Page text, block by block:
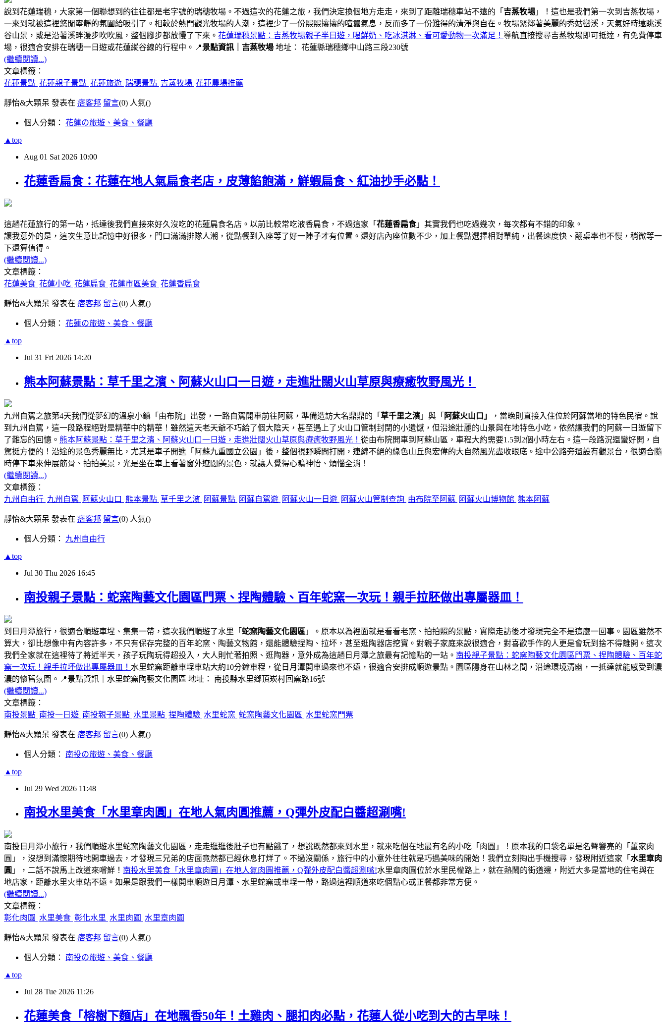
說到花蓮瑞穗，大家第一個聯想到的往往都是老字號的瑞穗牧場。不過這次的花蓮之旅，我們決定換個地方走走，來到了距離瑞穗車站不遠的「 吉蒸牧場 」！這也是我們第一次到吉蒸牧場，
一來到就被這裡悠閒寧靜的氛圍給吸引了。相較於熱門觀光牧場的人潮，這裡少了一份熙熙攘攘的喧囂氣息，反而多了一份難得的清淨與自在。牧場緊鄰著美麗的秀姑巒溪，天氣好時遠眺溪
谷山景，或是沿著溪畔漫步吹吹風，整個腳步都放慢了下來。 花蓮瑞穗景點：吉蒸牧場親子半日遊，喝鮮奶、吃冰淇淋、看可愛動物一次滿足！ 導航直接搜尋吉蒸牧場即可抵達，有免費停車
場，很適合安排在瑞穗一日遊或花蓮縱谷線的行程中。📍景點資訊｜吉蒸牧場 地址： 花蓮縣瑞穗鄉中山路三段230號
(繼續閱讀...)
文章標籤：
花蓮景點 花蓮親子景點 花蓮旅遊 瑞穗景點 吉蒸牧場 花蓮農場推薦
靜怡&大顆呆 發表在 痞客邦 留言(0) 人氣()
個人分類： 花蓮の旅遊、美食、餐廳
▲top
Aug 01 Sat 2026 10:00
花蓮香扁食：花蓮在地人氣扁食老店，皮薄餡飽滿，鮮蝦扁食、紅油抄手必點！
這趟花蓮旅行的第一站，抵達後我們直接來好久沒吃的花蓮扁食名店。以前比較常吃液香扁食，不過這家「 花蓮香扁食」其實我們也吃過幾次，每次都有不錯的印象。
讓我意外的是，這次生意比記憶中好很多，門口滿滿排隊人潮，從點餐到入座等了好一陣子才有位置。還好店內座位數不少，加上餐點選擇相對單純，出餐速度快、翻桌率也不慢，稍微等一
下還算值得。
(繼續閱讀...)
文章標籤：
花蓮美食 花蓮小吃 花蓮扁食 花蓮市區美食 花蓮香扁食
靜怡&大顆呆 發表在 痞客邦 留言(0) 人氣()
個人分類： 花蓮の旅遊、美食、餐廳
▲top
Jul 31 Fri 2026 14:20
熊本阿蘇景點：草千里之濱、阿蘇火山口一日遊，走進壯闊火山草原與療癒牧野風光！
九州自駕之旅第4天我們從夢幻的溫泉小鎮「由布院」出發，一路自駕開車前往阿蘇，準備造訪大名鼎鼎的「 草千里之濱 」與「 阿蘇火山口」
，當晚則直接入住位於阿蘇當地的特色民宿。說
到九州自駕，這一段路程絕對是精華中的精華！雖然這天老天爺不巧給了個大陰天，甚至遇上了火山口管制封閉的小遺憾，但沿途壯麗的山景與在地特色小吃，依然讓我們的阿蘇一日遊留下
了難忘的回憶。 熊本阿蘇景點：草千里之濱、阿蘇火山口一日遊，走進壯闊火山草原與療癒牧野風光！ 從由布院開車到阿蘇山區，車程大約需要1.5到2個小時左右。這一段路況還蠻好開，自
駕挺方便的！沿途的景色秀麗無比，尤其是車子開進「阿蘇九重國立公園」後，整個視野瞬間打開，連綿不絕的綠色山丘與宏偉的大自然風光盡收眼底。途中公路旁還設有觀景台，很適合隨
時停下車來伸展筋骨、拍拍美景，光是坐在車上看著窗外遼闊的景色，就讓人覺得心曠神怡、煩惱全消！
(繼續閱讀...)
文章標籤：
九州自由行 九州自駕 阿蘇火山口 熊本景點 草千里之濱 阿蘇景點 阿蘇自駕遊 阿蘇火山一日遊 阿蘇火山管制查詢 由布院至阿蘇 阿蘇火山博物館 熊本阿蘇
靜怡&大顆呆 發表在 痞客邦 留言(0) 人氣()
個人分類： 九州自由行
▲top
Jul 30 Thu 2026 16:45
南投親子景點：蛇窯陶藝文化園區門票、捏陶體驗、百年蛇窯一次玩！親手拉胚做出專屬器皿！
到日月潭旅行，很適合順遊車埕、集集一帶，這次我們順遊了水里「 蛇窯陶藝文化園區 」。原本以為裡面就是看看老窯、拍拍照的景點，實際走訪後才發現完全不是這麼一回事。園區雖然不
算大，卻比想像中有內容許多，不只有保存完整的百年蛇窯、陶藝文物館，還能體驗捏陶、拉坏，甚至逛陶器店挖寶。對親子家庭來說很適合，對喜歡手作的人更是會玩到捨不得離開。這次
我們全家就在這裡待了將近半天，孩子玩陶玩得超投入，大人則忙著拍照、逛陶器，意外成為這趟日月潭之旅最有記憶點的一站。 南投親子景點：蛇窯陶藝文化園區門票、捏陶體驗、百年蛇
窯一次玩！親手拉坏做出專屬器皿！ 水里蛇窯距離車埕車站大約10分鐘車程，從日月潭開車過來也不遠，很適合安排成順遊景點。園區隱身在山林之間，沿途環境清幽，一抵達就能感受到濃
濃的懷舊氛圍。📍景點資訊｜水里蛇窯陶藝文化園區 地址： 南投縣水里鄉頂崁村回窯路16號
(繼續閱讀...)
文章標籤：
南投景點 南投一日遊 南投親子景點 水里景點 捏陶體驗 水里蛇窯 蛇窯陶藝文化園區 水里蛇窯門票
靜怡&大顆呆 發表在 痞客邦 留言(0) 人氣()
個人分類： 南投の旅遊、美食、餐廳
▲top
Jul 29 Wed 2026 11:48
南投水里美食「水里章肉圓」在地人氣肉圓推薦，Q彈外皮配白醬超涮嘴!
南投日月潭小旅行，我們順遊水里蛇窯陶藝文化園區，走走逛逛後肚子也有點餓了，想說既然都來到水里，就來吃個在地最有名的小吃「肉圓」！原本我的口袋名單是名聲響亮的「董家肉
圓」，沒想到滿懷期待地開車過去，才發現三兄弟的店面竟然都已經休息打烊了。不過沒關係，旅行中的小意外往往就是巧遇美味的開始！我們立刻掏出手機搜尋，發現附近這家「 水里章肉
圓 」，二話不說馬上改道來嚐鮮！ 南投水里美食「水里章肉圓」在地人氣肉圓推薦，Q彈外皮配白醬超涮嘴!水里章肉圓位於水里民權路上，就在熱鬧的街道邊，附近大多是當地的住宅與在
地店家， 距離水里火車站不遠 。如果是跟我們一樣開車順遊日月潭、水里蛇窯或車埕一帶，路過這裡順道來吃個點心或正餐都非常方便。
(繼續閱讀...)
文章標籤：
彰化肉圓
水里美食 彰化水里 水里肉圓 水里章肉圓
靜怡&大顆呆 發表在 痞客邦 留言(0) 人氣()
個人分類： 南投の旅遊、美食、餐廳
▲top
Jul 28 Tue 2026 11:26
花蓮美食「榕樹下麵店」在地飄香50年！土雞肉、腿扣肉必點，花蓮人從小吃到大的古早味！